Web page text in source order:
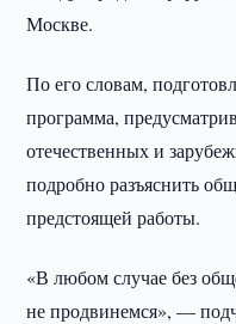
Москве.
По его словам,
программа,
отечественных и
подробно разъяснить
предстоящей работы.
«В любом случае без
не продвинемся», —